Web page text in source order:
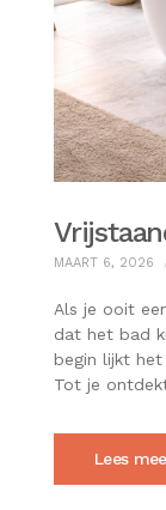
MAART 6, 2026
Als je ooit
dat het bad
begin lijkt
Tot je
Lees